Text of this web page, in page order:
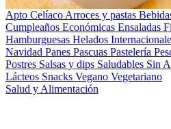
Apto Celíaco Arroces y pastas
Cumpleaños Económicas Ensaladas
Hamburguesas Helados
Navidad Panes Pascuas Pastelería
Postres Salsas y dips Saludables Sin
Lácteos Snacks Vegano Vegetariano
Salud y Alimentación